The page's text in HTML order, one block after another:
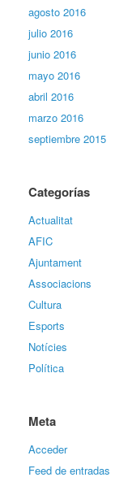
agosto 2016
julio 2016
junio 2016
mayo 2016
abril 2016
marzo 2016
septiembre 2015
Categorías
Actualitat
AFIC
Ajuntament
Associacions
Cultura
Esports
Notícies
Política
Meta
Acceder
Feed de entradas